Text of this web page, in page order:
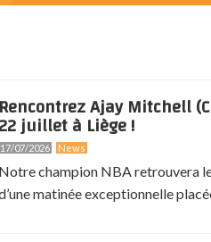
Rencontrez Ajay Mitchell
22 juillet à Liège !
17/07/2026 News
Notre champion NBA retrouvera
matinée exceptionnelle